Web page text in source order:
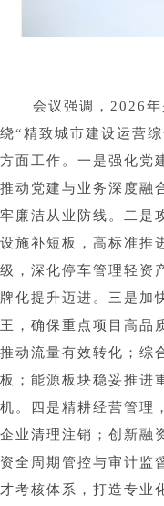
会议强调，2026年
绕“精致城市建设运营
方面工作。一是强化党
推动党建与业务深度融
牢廉洁从业防线。二是
设施补短板，高标准推
级，深化停车管理轻资
牌化提升迈进。三是加
王，确保重点项目高品
推动流量有效转化；综
板；能源板块稳妥推进
机。四是精耕经营管理
企业清理注销；创新融
资全周期管控与审计监
才考核体系，打造专业